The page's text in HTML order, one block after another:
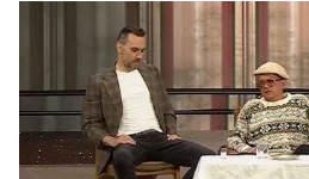
Szukaj